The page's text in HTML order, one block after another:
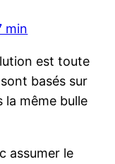
min
est toute
basés sur
la même bulle
assumer le